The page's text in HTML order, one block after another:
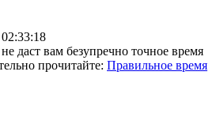
02:33:18
даст вам безупречно точное время
прочитайте: Правильное время